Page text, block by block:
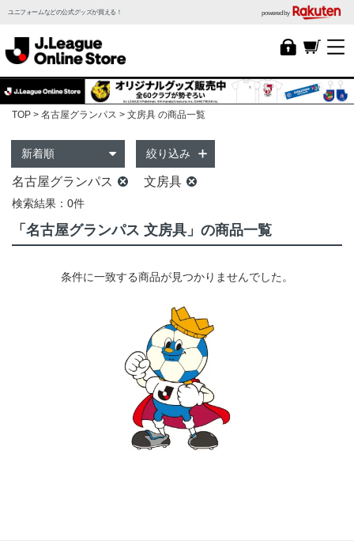
ユニフォームなどの公式グッズが買える！ powered by
TOP 名古屋グランパス 文房具 の商品一覧
絞り込み
名古屋グランパス 文房具
検索結果：0件
「名古屋グランパス 文房具」の商品一覧
条件に一致する商品が見つかりませんでした。